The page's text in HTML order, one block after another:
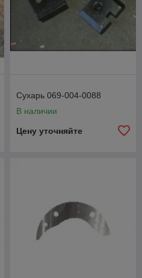
Сухарь 069-004-0088
В наличии
Цену уточняйте